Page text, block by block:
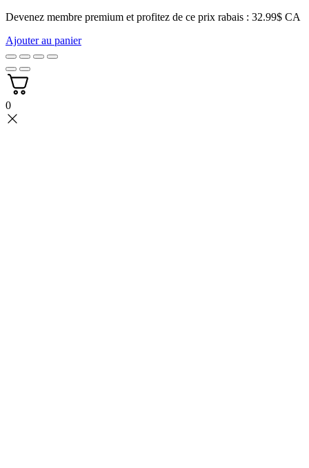
Devenez membre premium et profitez de ce prix rabais : 32.99$ CA
Ajouter au panier
0